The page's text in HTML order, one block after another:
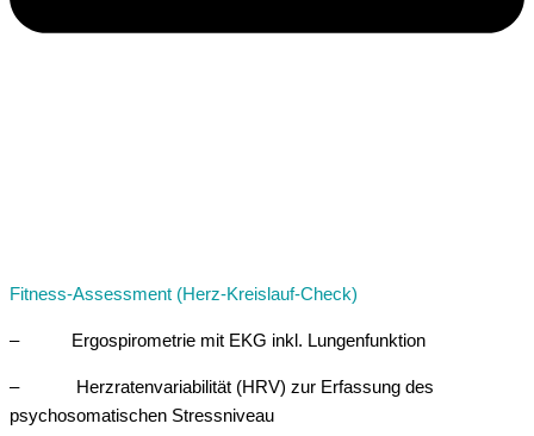
Fitness-Assessment (Herz-Kreislauf-Check)
– Ergospirometrie mit EKG inkl. Lungenfunktion
– Herzratenvariabilität (HRV) zur Erfassung des
psychosomatischen Stressniveau